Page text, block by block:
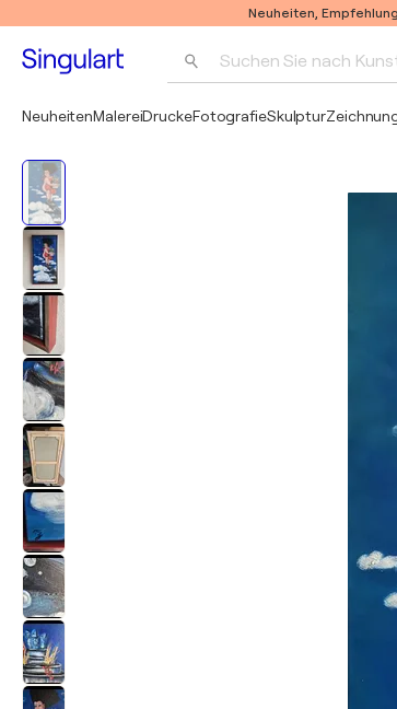
Neuheiten,
Suchen Sie nach
NeuheitenMalereiDruckeFotografieSkulptur